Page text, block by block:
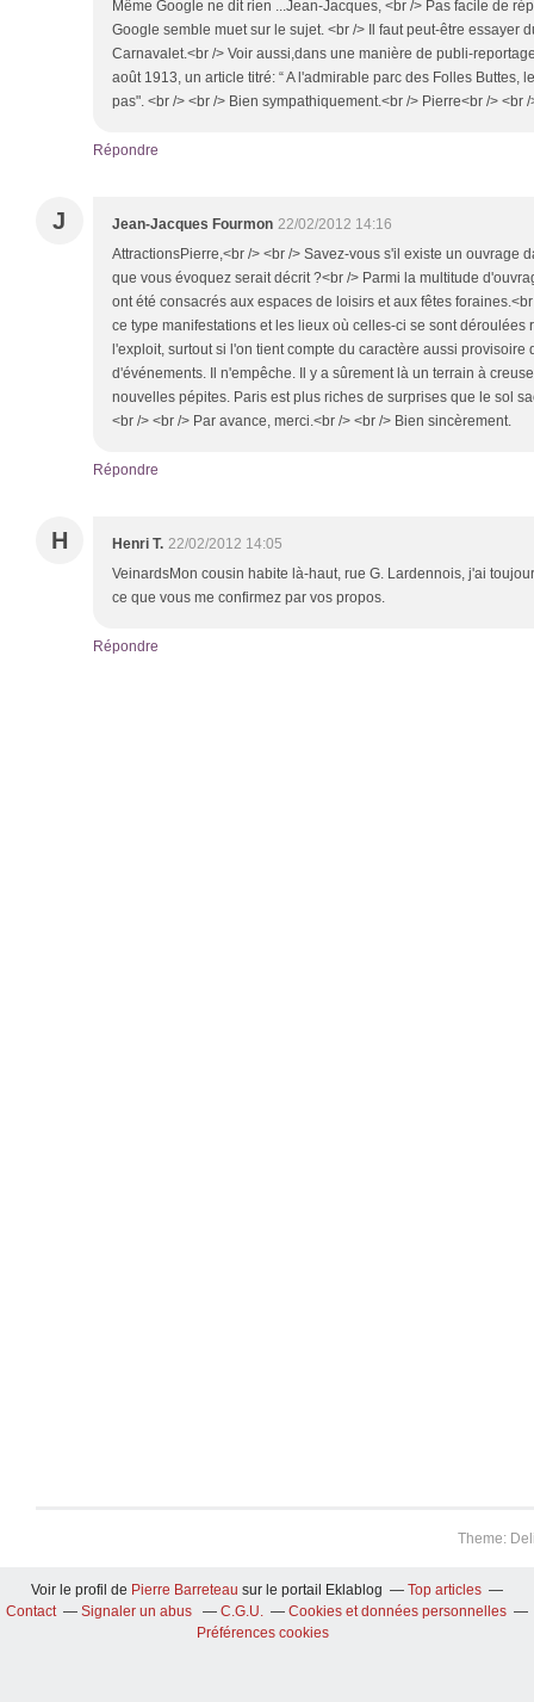
Même Google ne dit rien ...Jean-Jacques, <br /> Pas facile de
Google semble muet sur le sujet. <br /> Il faut peut-être essayer
Carnavalet.<br /> Voir aussi,dans une manière de publi-
août 1913, un article titré: “ A l'admirable parc des Folles Buttes,
pas". <br /> <br /> Bien sympathiquement.<br /> Pierre<br /> <br /
Répondre
J Jean-Jacques Fourmon 22/02/2012 14:16
AttractionsPierre,<br /> <br /> Savez-vous s'il existe un ouvrage
que vous évoquez serait décrit ?<br /> Parmi la multitude
ont été consacrés aux espaces de loisirs et aux fêtes
ce type manifestations et les lieux où celles-ci se sont déroulées
l'exploit, surtout si l'on tient compte du caractère aussi
d'événements. Il n'empêche. Il y a sûrement là un terrain à
nouvelles pépites. Paris est plus riches de surprises que le sol
<br /> <br /> Par avance, merci.<br /> <br /> Bien sincèrement.
Répondre
H Henri T. 22/02/2012 14:05
VeinardsMon cousin habite là-haut, rue G. Lardennois, j'ai
ce que vous me confirmez par vos propos.
Répondre
Theme:
Voir le profil de Pierre Barreteau sur le portail Eklablog
Top articles
Contact
Signaler un abus C.G.U.
Cookies et données personnelles
Préférences cookies